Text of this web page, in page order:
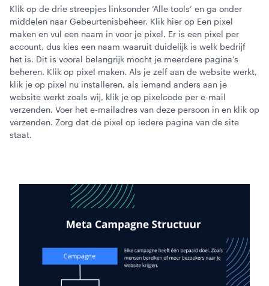
Klik op de drie streepjes linksonder ‘Alle tools’ en ga onder
middelen naar Gebeurtenisbeheer. Klik hier op Een pixel
maken en vul een naam in voor je pixel. Er is een pixel per
account, dus kies een naam waaruit duidelijk is welk bedrijf
het is. Dit is vooral belangrijk mocht je meerdere pagina’s
beheren. Klik op pixel maken. Als je zelf aan de website werkt,
klik je op pixel nu installeren, als iemand anders aan je
website werkt zoals wij, klik je op pixelcode per e-mail
verzenden. Voer het e-mailadres van deze persoon in en klik op
verzenden. Zorg dat de pixel op iedere pagina van de site
staat.